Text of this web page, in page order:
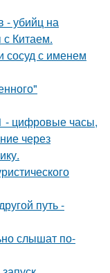
- убийц на
с Китаем.
сосуд с именем
- цифровые часы,
через
путь -
слышат по-